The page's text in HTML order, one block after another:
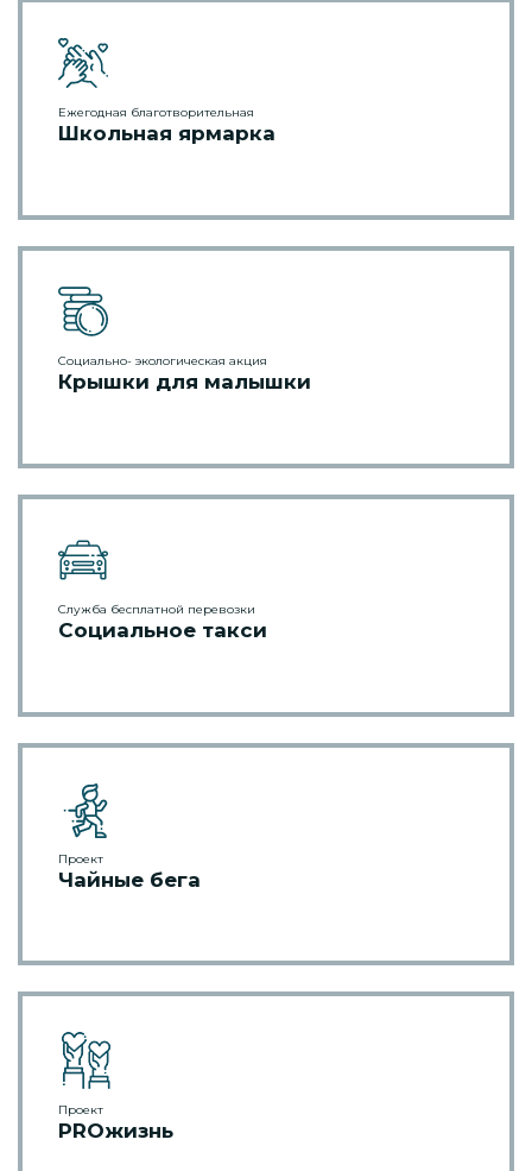
Ежегодная благотворительная
Школьная ярмарка
Социально- экологическая акция
Крышки для малышки
Служба бесплатной перевозки
Социальное такси
Проект
Чайные бега
Проект
PROжизнь